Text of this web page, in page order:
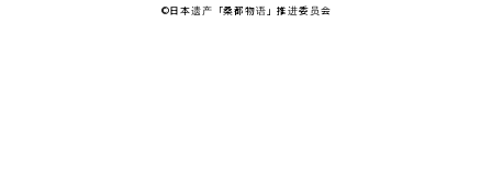
©日本遗产「桑都物语」推进委员会